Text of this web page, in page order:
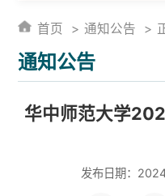
通知公告
首页 通知公告
华中师范大学
发布日期：